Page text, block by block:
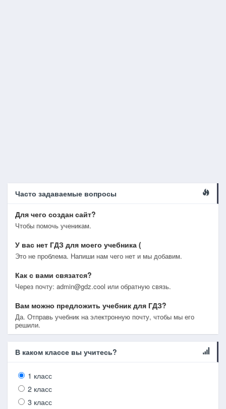
Часто задаваемые вопросы
Для чего создан сайт?
Чтобы помочь ученикам.
У вас нет ГДЗ для моего учебника (
Это не проблема. Напиши нам чего нет и мы добавим.
Как с вами связатся?
Через почту: admin@gdz.cool или обратную связь.
Вам можно предложить учебник для ГДЗ?
Да. Отправь учебник на электронную почту, чтобы мы его
решили.
В каком классе вы учитесь?
1 класс
2 класс
3 класс